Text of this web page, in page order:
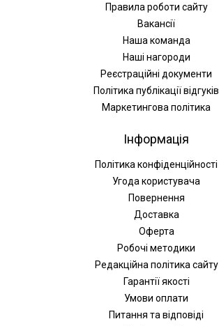
Правила роботи сайту
Вакансії
Наша команда
Наші нагороди
Реєстраційні документи
Політика публікації відгуків
Маркетингова політика
Інформація
Політика конфіденційності
Угода користувача
Повернення
Доставка
Оферта
Робочі методики
Редакційна політика сайту
Гарантії якості
Умови оплати
Питання та відповіді